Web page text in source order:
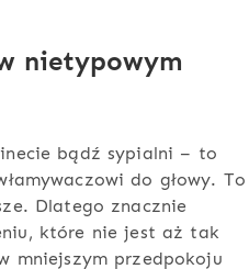
nietypowym
bądź sypialni – to
do głowy. To
Dlatego znacznie
które nie jest aż tak
mniejszym przedpokoju